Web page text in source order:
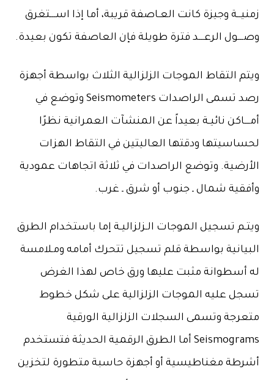
زمنيــة وجيزة كانت العـاصفة قريبة، أما إذا اســـتغرق
وصـــول الرعـــد فترة طويلة فإن العاصفة تكون بعيدة.
ويتم التقاط الموجات الزلزالية الثلاث بواسطة أجهزة
رصد تسمى الراصدات Seismometers وتوضع في
أمـــاكن نائيـة بعيداً عن المنشآت العمرانية نظرًا
لحساسيتها ودقتها العاليتين في التقاط الهزات
الأرضية. وتوضع الراصدات في ثلاثة اتجاهات عمودية
وأفقية شمال ـ جنوب أو شرق ـ غرب.
ويتـم تسجيل الموجات الـزلزاليـة إما باستخدام الطرق
البيانية بواسطة قلم تسجيل تتحرك أمامه ومـلامسة
له أسطوانة مثبت عليها ورق خاص لهذا الغرض
تسجل عليه الموجات الزلزالية على شكل خطوط
متعرجة وتسمى السجلات الزلزالية الورقية
Seismograms أما الطرق الرقمية الحديثة فتستخدم
أشرطة مغناطيسية أو أجهزة حاسبة متطورة لتخزين